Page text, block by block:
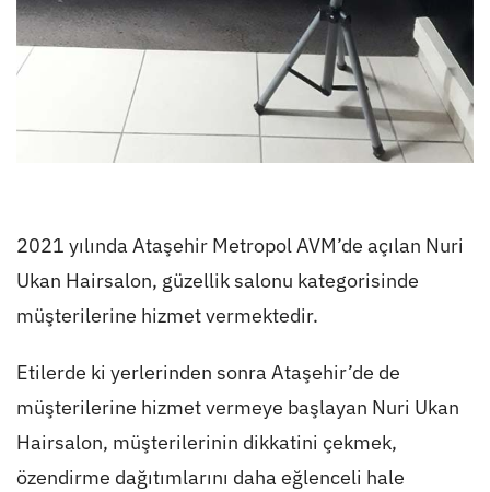
2021 yılında Ataşehir Metropol AVM’de açılan Nuri
Ukan Hairsalon, güzellik salonu kategorisinde
müşterilerine hizmet vermektedir.
Etilerde ki yerlerinden sonra Ataşehir’de de
müşterilerine hizmet vermeye başlayan Nuri Ukan
Hairsalon, müşterilerinin dikkatini çekmek,
özendirme dağıtımlarını daha eğlenceli hale